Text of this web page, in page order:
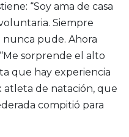
“Soy ama de casa
Siempre
pude. Ahora
sorprende el alto
que hay experiencia
atleta de natación, que
compitió para